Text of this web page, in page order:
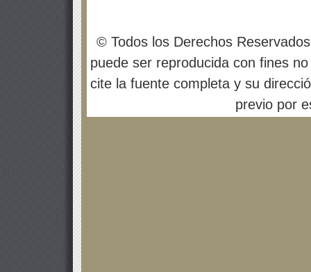
© Todos los Derechos
puede ser reproducida con fines
cite la fuente completa y su
previo por